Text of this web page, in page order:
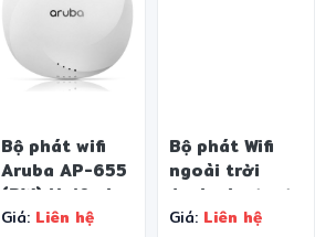
Bộ phát wifi
Aruba AP-655
(RW) Unified
AP (R7J38A)
Giá: Liên hệ
Bộ phát Wifi
ngoài trời
Aruba Instant
On AP17 –
Giá: Liên hệ